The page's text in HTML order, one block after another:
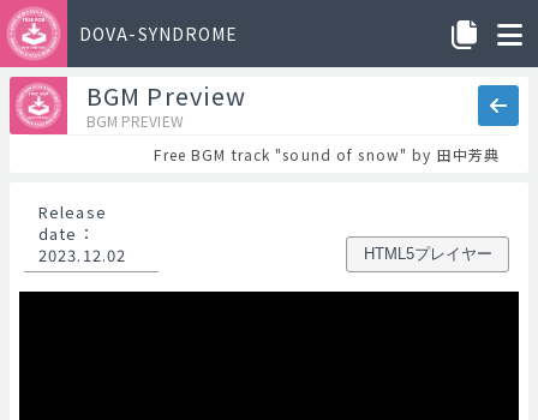
DOVA-SYNDROME
BGM Preview
BGM PREVIEW
Free BGM track "sound of snow" by 田中芳典
Release
date ：
2023.12.02
HTML5プレイヤー